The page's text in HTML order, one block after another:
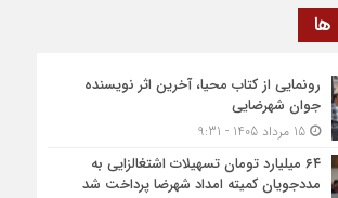
ها
رونمایی از کتاب محیا، آخرین اثر نویسنده
جوان شهرضایی
15 مرداد 1405 - 9:31
۶۴ میلیارد تومان تسهیلات اشتغالزایی به
مددجویان کمیته امداد شهرضا پرداخت شد